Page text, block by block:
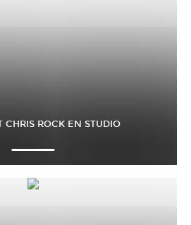
CHRIS ROCK EN STUDIO